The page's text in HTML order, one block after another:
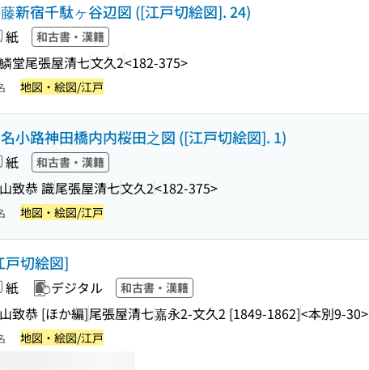
新宿千駄ヶ谷辺図 ([江戸切絵図]. 24)
紙 和古書・漢籍
堂尾張屋清七文久2<182-375>
地図・絵図/江戸
小路神田橋内内桜田之図 ([江戸切絵図]. 1)
紙 和古書・漢籍
致恭 識尾張屋清七文久2<182-375>
地図・絵図/江戸
戸切絵図]
紙 デジタル 和古書・漢籍
致恭 [ほか編]尾張屋清七嘉永2-文久2 [1849-1862]<本別9-30>
地図・絵図/江戸
タイトルの巻号